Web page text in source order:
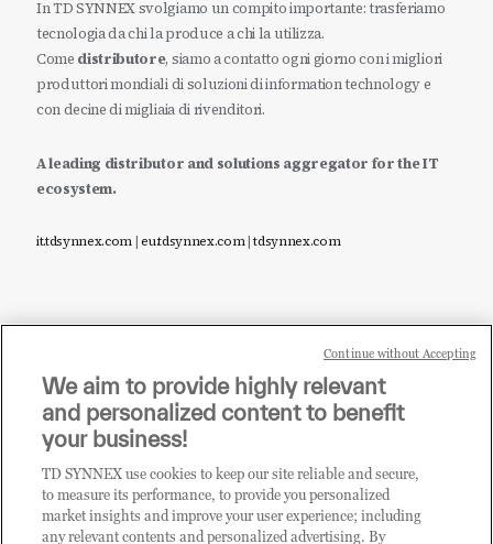
In TD SYNNEX svolgiamo un compito importante: trasferiamo
tecnologia da chi la produce a chi la utilizza.
Come distributore, siamo a contatto ogni giorno con i migliori
produttori mondiali di soluzioni di information technology e
con decine di migliaia di rivenditori.
A leading distributor and solutions aggregator for the IT
ecosystem.
it.tdsynnex.com|eu.tdsynnex.com|tdsynnex.com
Sei un rivenditore di tecnologia e desideri acquistare
i prodotti o le soluzioni trattate sul blog?
CLICCA QUI E DIVENTA
CLIENTE TD SYNNEX
We aim to provide highly relevant
and personalized content to benefit
your business!
TD SYNNEX use cookies to keep our site reliable and secure,
to measure its performance, to provide you personalized
market insights and improve your user experience; including
any relevant contents and personalized advertising. By
Continue without Accepting